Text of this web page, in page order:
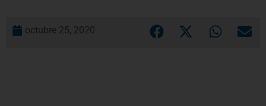
octubre 25, 2020